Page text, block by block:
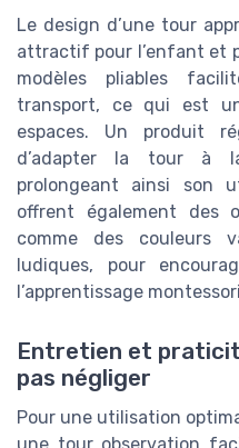
Le design d’une tour
attractif pour l’enfant et
modèles pliables
transport, ce qui est
espaces. Un produit
d’adapter la tour à
prolongeant ainsi son
offrent également des
comme des couleurs
ludiques, pour
l’apprentissage
Entretien et
pas négliger
Pour une utilisation